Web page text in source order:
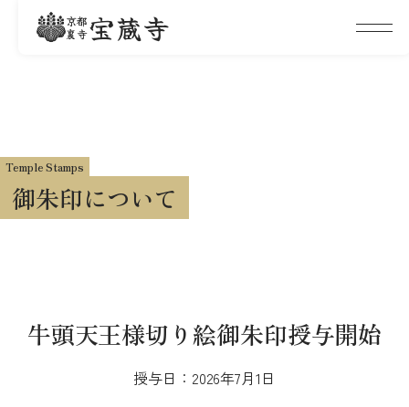
京都
裏寺宝蔵寺
Temple Stamps
御朱印について
牛頭天王様切り絵御朱印授与開始
授与日：2026年7月1日